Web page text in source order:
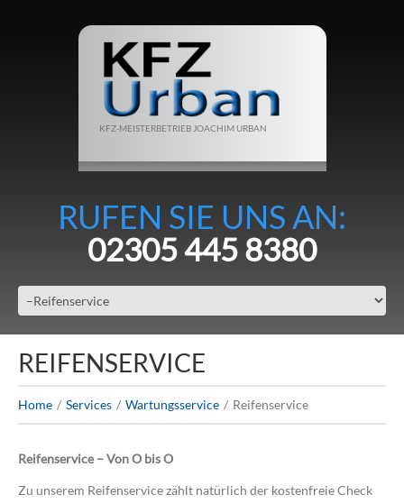
KFZ-MEISTERBETRIEB JOACHIM URBAN
RUFEN SIE UNS AN:
02305 445 8380
REIFENSERVICE
Home Services Wartungsservice Reifenservice
Reifenservice – Von O bis O
Zu unserem Reifenservice zählt natürlich der kostenfreie Check